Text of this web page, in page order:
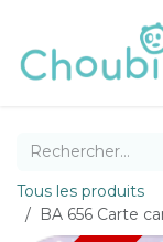
Tous les produits
BA 656 Carte